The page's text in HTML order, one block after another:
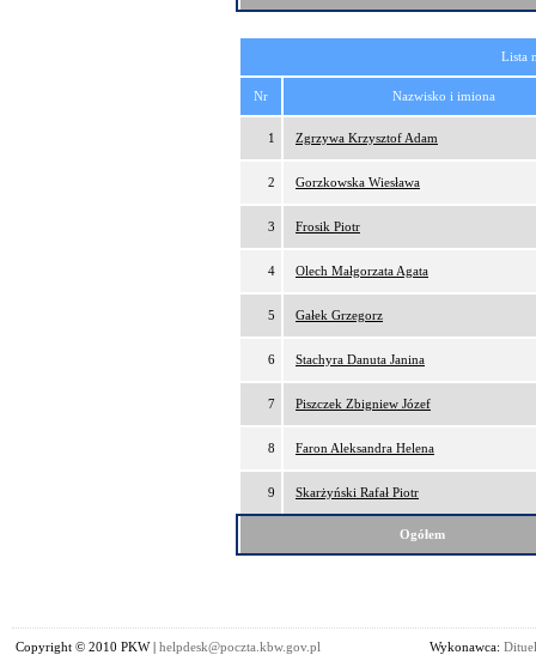
Lista
Nr Nazwisko i imiona
1 Zgrzywa Krzysztof Adam
2 Gorzkowska Wiesława
3 Frosik Piotr
4 Olech Małgorzata Agata
5 Gałek Grzegorz
6 Stachyra Danuta Janina
7 Piszczek Zbigniew Józef
8 Faron Aleksandra Helena
9 Skarżyński Rafał Piotr
Ogółem
Copyright © 2010 PKW | helpdesk@poczta.kbw.gov.pl Wykonawca: